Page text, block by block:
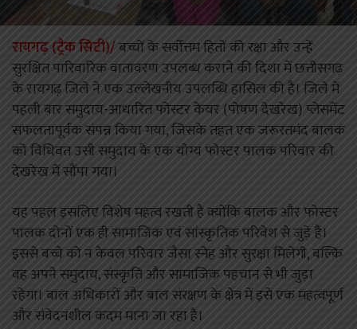
रायगढ़ (ट्रैक सिटी)/बच्चों के सर्वाेत्तम हितों की रक्षा और उन्हें
सुरक्षित पारिवारिक वातावरण उपलब्ध कराने की दिशा में छत्तीसगढ़
के रायगढ़ जिले ने एक उल्लेखनीय उपलब्धि हासिल की है। जिले में
पहली बार समुदाय-आधारित फोस्टर केयर (पोषण देखरेख) प्लेसमेंट
सफलतापूर्वक संपन्न किया गया, जिसके तहत एक जरूरतमंद बालक
को विधिवत उसी समुदाय के एक योग्य फोस्टर पालक परिवार की
देखरेख में सौंपा गया।
यह पहल इसलिए विशेष महत्व रखती है क्योंकि बालक और फोस्टर
पालक दोनों एक ही सामाजिक एवं सांस्कृतिक परिवेश से जुड़े हैं।
इससे बच्चे को न केवल परिवार जैसा स्नेह और सुरक्षा मिलेगी, बल्कि
वह अपने समुदाय, संस्कृति और सामाजिक पहचान से भी जुड़ा
रहेगा। बाल अधिकारों और बाल संरक्षण के क्षेत्र में इसे एक महत्वपूर्ण
और संवेदनशील कदम माना जा रहा है।